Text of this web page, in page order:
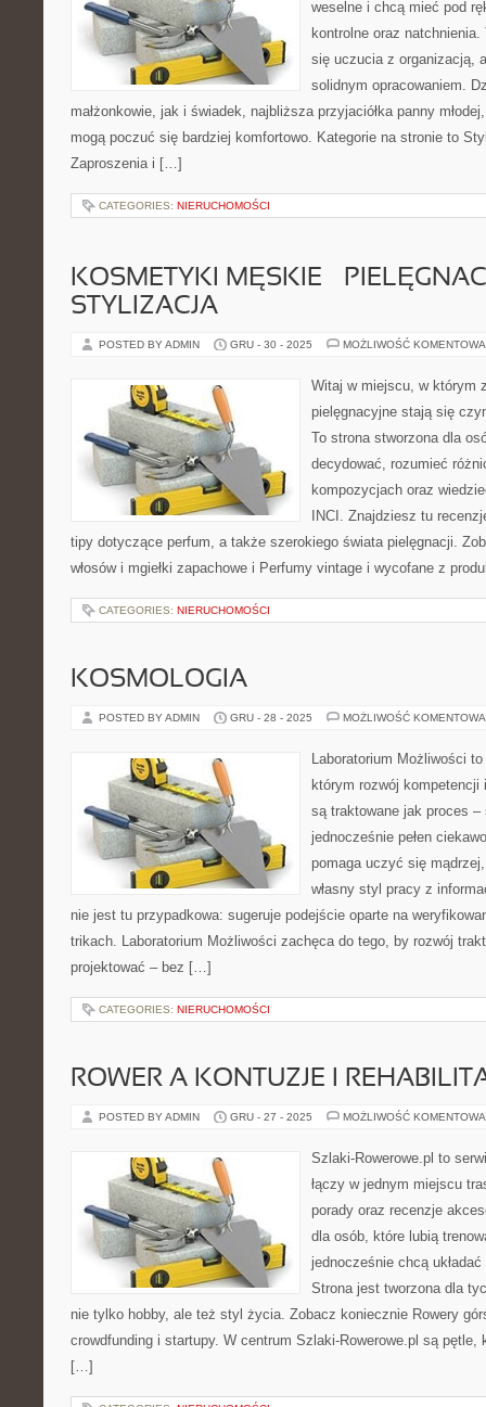
weselne i chcą mieć pod
kontrolne oraz
się uczucia z organizacją,
solidnym opracowaniem.
małżonkowie, jak i świadek, najbliższa przyjaciółka panny
mogą poczuć się bardziej komfortowo. Kategorie na stronie to
Zaproszenia i […]
CATEGORIES: NIERUCHOMOŚCI
KOSMETYKI MĘSKIE –
STYLIZACJA
POSTED BY ADMIN GRU - 30 - 2025 MOŻLIWOŚĆ
Witaj w miejscu, w którym
pielęgnacyjne stają się
To strona stworzona dla
decydować, rozumieć
kompozycjach oraz
INCI. Znajdziesz tu
tipy dotyczące perfum, a także szerokiego świata pielęgnacji.
włosów i mgiełki zapachowe i Perfumy vintage i wycofane z
CATEGORIES: NIERUCHOMOŚCI
KOSMOLOGIA
POSTED BY ADMIN GRU - 28 - 2025 MOŻLIWOŚĆ
Laboratorium Możliwości
którym rozwój
są traktowane jak proces
jednocześnie pełen
pomaga uczyć się
własny styl pracy z
nie jest tu przypadkowa: sugeruje podejście oparte na
trikach. Laboratorium Możliwości zachęca do tego, by rozwój
projektować – bez […]
CATEGORIES: NIERUCHOMOŚCI
ROWER A KONTUZJE I
POSTED BY ADMIN GRU - 27 - 2025 MOŻLIWOŚĆ
Szlaki-Rowerowe.pl to
łączy w jednym miejscu
porady oraz recenzje
dla osób, które lubią
jednocześnie chcą
Strona jest tworzona dla
nie tylko hobby, ale też styl życia. Zobacz koniecznie Rowery
crowdfunding i startupy. W centrum Szlaki-Rowerowe.pl są pętle,
[…]